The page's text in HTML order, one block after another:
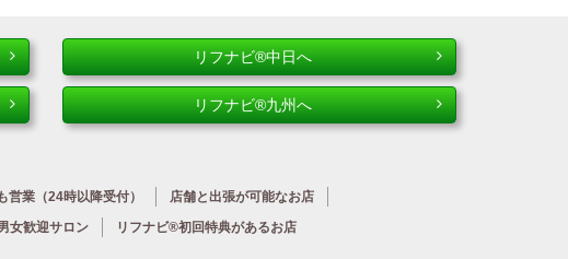
リフナビ®中日へ
リフナビ®九州へ
営業 （24時以降受付） 店舗と出張が可能なお店
女歓迎サロン リフナビ®初回特典があるお店